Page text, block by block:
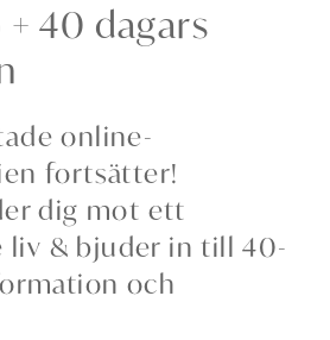
40 dagars
online-
fortsätter!
dig mot ett
liv & bjuder in till 40-
och